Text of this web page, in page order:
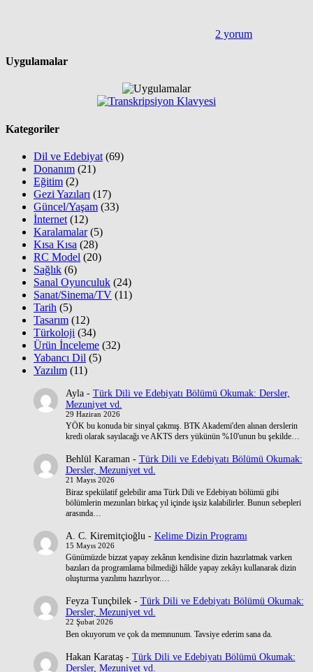
2 yorum
Uygulamalar
Kategoriler
Dil ve Edebiyat (69)
Donanım (21)
Eğitim (2)
Gezi Yazıları (17)
Güncel/Yaşam (33)
İnternet (12)
Karalamalar(5)
Kısa Kısa (28)
RC Model (20)
Sağlık (6)
Sanal Oyunculuk (24)
Sanat/Sinema/TV (11)
Tarih (5)
Tasarım (12)
Türkoloji (34)
Ürün İnceleme (32)
Yabancı Dil (5)
Yazılım (11)
Ayla- Türk Dili ve Edebiyatı Bölümü Okumak: Dersler,
Mezuniyet vd.
29 Haziran 2026
YÖK bu konuda bir sinyal çakmış. BTK Akademi'den alınan derslerin
kredi olarak sayılacağı ve AKTS ders yükünün %10'unun bu şekilde…
Behlül Karaman- Türk Dili ve Edebiyatı Bölümü Okumak:
Dersler, Mezuniyet vd.
21 Mayıs 2026
Biraz spekülatif gelebilir ama Türk Dili ve Edebiyatı bölümü gibi
bölümlerin mezunları birkaç yıl içinde işsiz kalabilirler. Bunun sebepleri
arasında…
A. C. Kiremitçioğlu - Kelime Dizin Programı
15 Mayıs 2026
Günümüzde bizzat yapay zekânın kendisine dizin hazırlatmak varken
bazıları da programlama bilmediği hâlde yapay zekâyı kullanarak dizin
oluşturma yazılımı hazırlıyor.…
Feyza Tunçbilek- Türk Dili ve Edebiyatı Bölümü Okumak:
Dersler, Mezuniyet vd.
22 Şubat 2026
Ben okuyorum ve çok da memnunum. Tavsiye ederim sana da.
Hakan Karataş- Türk Dili ve Edebiyatı Bölümü Okumak:
Dersler, Mezuniyet vd.